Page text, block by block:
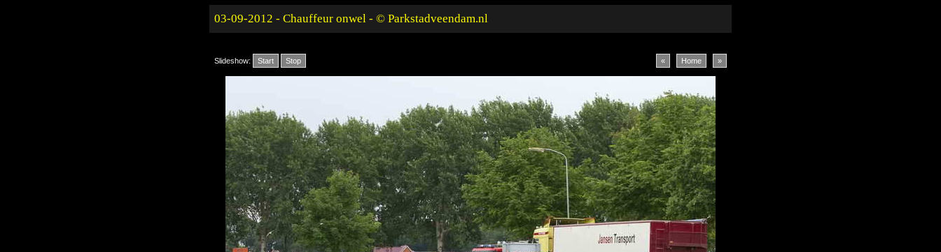
03-09-2012 - Chauffeur onwel - © Parkstadveendam.nl
Slideshow: Start Stop « Home »